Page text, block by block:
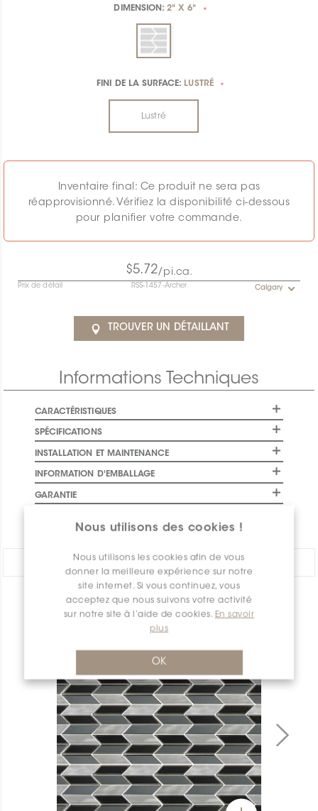
Nous utilisons des cookies !
Nous utilisons les cookies afin de vous
donner la meilleure expérience sur notre
site internet. Si vous continuez, vous
acceptez que nous suivons votre activité
sur notre site à l’aide de cookies. En savoir
plus
OK
DIMENSION:2" X 6" *
FINI DE LA SURFACE: LUSTRÉ *
Lustré
Inventaire final: Ce produit ne sera pas
réapprovisionné. Vérifiez la disponibilité ci-dessous
pour planifier votre commande.
$5.72/pi.ca.
Prix de détail RSS-1457-Archer Calgary
TROUVER UN DÉTAILLANT
Informations Techniques
CARACTÉRISTIQUES
SPÉCIFICATIONS
INSTALLATION ET MAINTENANCE
INFORMATION D'EMBALLAGE
GARANTIE
PARTAGER:
APERÇU DES PRODUITS